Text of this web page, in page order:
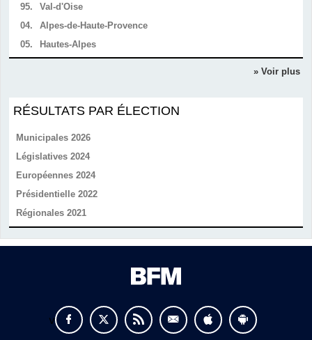
95.
Val-d'Oise
04.
Alpes-de-Haute-Provence
05.
Hautes-Alpes
» Voir plus
RÉSULTATS PAR ÉLECTION
Municipales 2026
Législatives 2024
Européennes 2024
Présidentielle 2022
Régionales 2021
v